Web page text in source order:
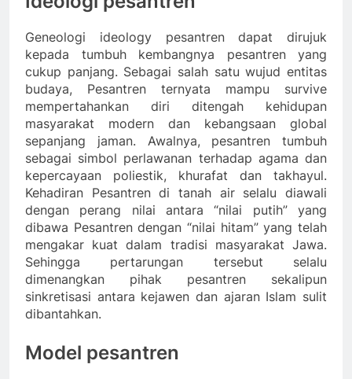
Geneologi ideology pesantren dapat dirujuk
kepada tumbuh kembangnya pesantren yang
cukup panjang. Sebagai salah satu wujud entitas
budaya, Pesantren ternyata mampu survive
mempertahankan diri ditengah kehidupan
masyarakat modern dan kebangsaan global
sepanjang jaman. Awalnya, pesantren tumbuh
sebagai simbol perlawanan terhadap agama dan
kepercayaan poliestik, khurafat dan takhayul.
Kehadiran Pesantren di tanah air selalu diawali
dengan perang nilai antara “nilai putih” yang
dibawa Pesantren dengan “nilai hitam” yang telah
mengakar kuat dalam tradisi masyarakat Jawa.
Sehingga pertarungan tersebut selalu
dimenangkan pihak pesantren sekalipun
sinkretisasi antara kejawen dan ajaran Islam sulit
dibantahkan.
Model pesantren